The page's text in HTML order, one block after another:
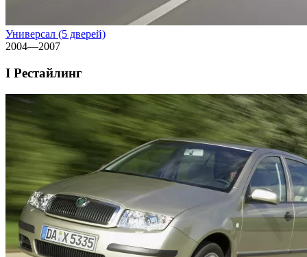
Универсал (5 дверей)
2004—2007
I Рестайлинг